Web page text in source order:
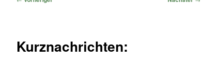
Kurznachrichten: